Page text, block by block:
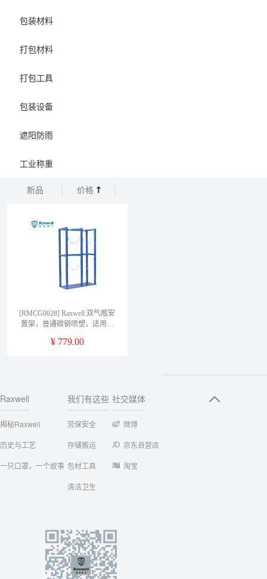
包装材料
打包材料
打包工具
包装设备
遮阳防雨
工业称重
新品 价格
[RMCG0028] Raxwell 双气瓶安
置架，普通碳钢喷塑，适用于
¥ 779.00
Raxwell
揭秘Raxwell
历史与工艺
一只口罩，一个故事
我们有这些
劳保安全
存储搬运
包材工具
清洁卫生
社交媒体
微博
京东自营店
淘宝